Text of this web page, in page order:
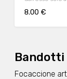
8.00 €
Bandotti
Focaccione